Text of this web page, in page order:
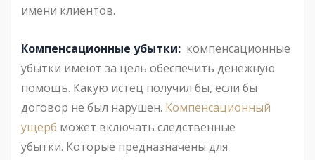
имени клиентов.
Компенсационные убытки: компенсационные
убытки имеют за цель обеспечить денежную
помощь. Какую истец получил бы, если бы
договор не был нарушен. Компенсационный
ущерб может включать следственные
убытки. Которые предназначены для